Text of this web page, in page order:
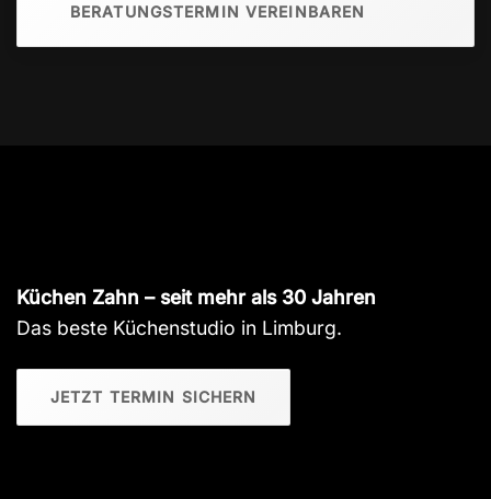
BERATUNGSTERMIN VEREINBAREN
Küchen Zahn – seit mehr als 30 Jahren
Das beste Küchenstudio in Limburg.
JETZT TERMIN SICHERN